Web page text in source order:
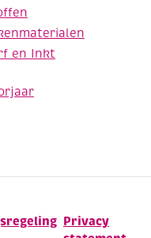
en Inkt
Privacy